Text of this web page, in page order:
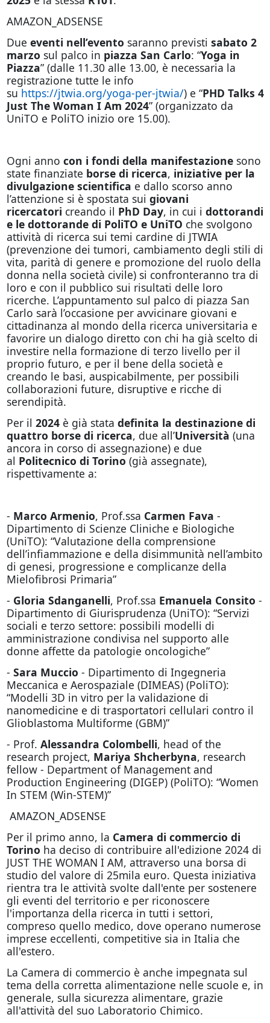
AMAZON_ADSENSE
Due eventi nell’evento saranno previsti sabato 2
marzo sul palco in piazza San Carlo: “Yoga in
Piazza” (dalle 11.30 alle 13.00, è necessaria la
registrazione tutte le info
su https://jtwia.org/yoga-per-jtwia/) e “PHD Talks 4
Just The Woman I Am 2024” (organizzato da
UniTO e PoliTO inizio ore 15.00).
Ogni anno con i fondi della manifestazionesono
state finanziate borse di ricerca, iniziative per la
divulgazione scientifica e dallo scorso anno
l’attenzione si è spostata sui giovani
ricercatori creando il PhD Day, in cui i dottorandi
e le dottorande di PoliTO e UniTO che svolgono
attività di ricerca sui temi cardine di JTWIA
(prevenzione dei tumori, cambiamento degli stili di
vita, parità di genere e promozione del ruolo della
donna nella società civile) si confronteranno tra di
loro e con il pubblico sui risultati delle loro
ricerche. L’appuntamento sul palco di piazza San
Carlo sarà l’occasione per avvicinare giovani e
cittadinanza al mondo della ricerca universitaria e
favorire un dialogo diretto con chi ha già scelto di
investire nella formazione di terzo livello per il
proprio futuro, e per il bene della società e
creando le basi, auspicabilmente, per possibili
collaborazioni future, disruptive e ricche di
serendipità.
Per il 2024è già stata definita la destinazione di
quattro borse di ricerca, due all’Università (una
ancora in corso di assegnazione) e due
al Politecnico di Torino (già assegnate),
rispettivamente a:
- Marco Armenio, Prof.ssa Carmen Fava -
Dipartimento di Scienze Cliniche e Biologiche
(UniTO): “Valutazione della comprensione
dell’infiammazione e della disimmunità nell’ambito
di genesi, progressione e complicanze della
Mielofibrosi Primaria”
- Gloria Sdanganelli, Prof.ssa Emanuela Consito -
Dipartimento di Giurisprudenza (UniTO): “Servizi
sociali e terzo settore: possibili modelli di
amministrazione condivisa nel supporto alle
donne affette da patologie oncologiche”
- Sara Muccio - Dipartimento di Ingegneria
Meccanica e Aerospaziale (DIMEAS) (PoliTO):
“Modelli 3D in vitro per la validazione di
nanomedicine e di trasportatori cellulari contro il
Glioblastoma Multiforme (GBM)”
- Prof. Alessandra Colombelli, head of the
research project, Mariya Shcherbyna, research
fellow - Department of Management and
Production Engineering (DIGEP) (PoliTO): “Women
In STEM (Win-STEM)”
AMAZON_ADSENSE
Per il primo anno, la Camera di commercio di
Torino ha deciso di contribuire all'edizione 2024 di
JUST THE WOMAN I AM, attraverso una borsa di
studio del valore di 25mila euro. Questa iniziativa
rientra tra le attività svolte dall'ente per sostenere
gli eventi del territorio e per riconoscere
l'importanza della ricerca in tutti i settori,
compreso quello medico, dove operano numerose
imprese eccellenti, competitive sia in Italia che
all'estero.
La Camera di commercio è anche impegnata sul
tema della corretta alimentazione nelle scuole e, in
generale, sulla sicurezza alimentare, grazie
all'attività del suo Laboratorio Chimico.